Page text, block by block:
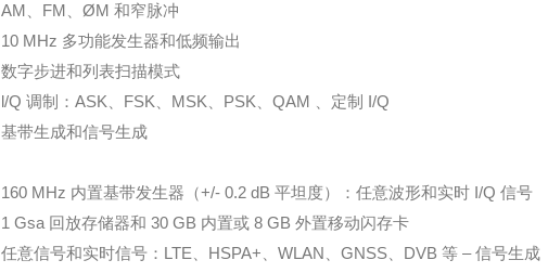
AM、FM、ØM 和窄脉冲
10 MHz 多功能发生器和低频输出
数字步进和列表扫描模式
l/Q 调制：ASK、FSK、MSK、PSK、QAM 、定制 I/Q
基带生成和信号生成
160 MHz 内置基带发生器（+/- 0.2 dB 平坦度）：任意波形和实时 I/Q 信号
1 Gsa 回放存储器和 30 GB 内置或 8 GB 外置移动闪存卡
任意信号和实时信号：LTE、HSPA+、WLAN、GNSS、DVB 等 – 信号生成